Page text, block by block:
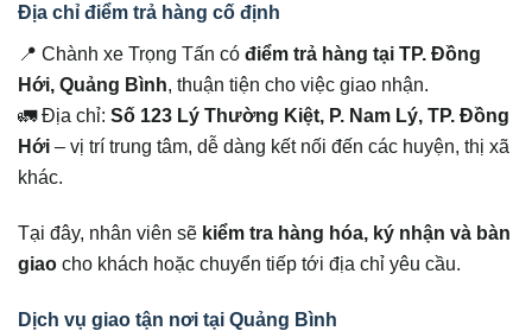
Địa chỉ điểm trả hàng cố định
📍 Chành xe Trọng Tấn có điểm trả hàng tại TP. Đồng
Hới, Quảng Bình , thuận tiện cho việc giao nhận.
🚛 Địa chỉ: Số 123 Lý Thường Kiệt, P. Nam Lý, TP. Đồng
Hới – vị trí trung tâm, dễ dàng kết nối đến các huyện, thị xã
khác.
Tại đây, nhân viên sẽ kiểm tra hàng hóa, ký nhận và bàn
giao cho khách hoặc chuyển tiếp tới địa chỉ yêu cầu.
Dịch vụ giao tận nơi tại Quảng Bình